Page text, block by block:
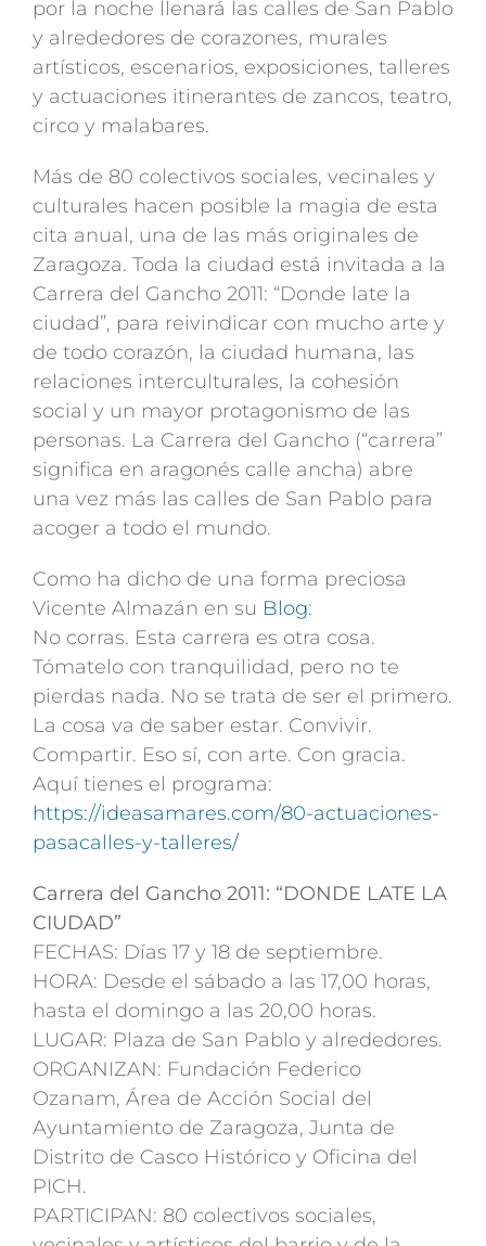
por la noche llenará las calles de San Pablo
y alrededores de corazones, murales
artísticos, escenarios, exposiciones, talleres
y actuaciones itinerantes de zancos, teatro,
circo y malabares.
Más de 80 colectivos sociales, vecinales y
culturales hacen posible la magia de esta
cita anual, una de las más originales de
Zaragoza. Toda la ciudad está invitada a la
Carrera del Gancho 2011: “Donde late la
ciudad”, para reivindicar con mucho arte y
de todo corazón, la ciudad humana, las
relaciones interculturales, la cohesión
social y un mayor protagonismo de las
personas. La Carrera del Gancho (“carrera”
significa en aragonés calle ancha) abre
una vez más las calles de San Pablo para
acoger a todo el mundo.
Como ha dicho de una forma preciosa
Vicente Almazán en su Blog:
No corras. Esta carrera es otra cosa.
Tómatelo con tranquilidad, pero no te
pierdas nada. No se trata de ser el primero.
La cosa va de saber estar. Convivir.
Compartir. Eso sí, con arte. Con gracia.
Aquí tienes el programa:
https://ideasamares.com/80-actuaciones-
pasacalles-y-talleres/
Carrera del Gancho 2011: “DONDE LATE LA
CIUDAD”
FECHAS: Días 17 y 18 de septiembre.
HORA: Desde el sábado a las 17,00 horas,
hasta el domingo a las 20,00 horas.
LUGAR: Plaza de San Pablo y alrededores.
ORGANIZAN: Fundación Federico
Ozanam, Área de Acción Social del
Ayuntamiento de Zaragoza, Junta de
Distrito de Casco Histórico y Oficina del
PICH.
PARTICIPAN: 80 colectivos sociales,